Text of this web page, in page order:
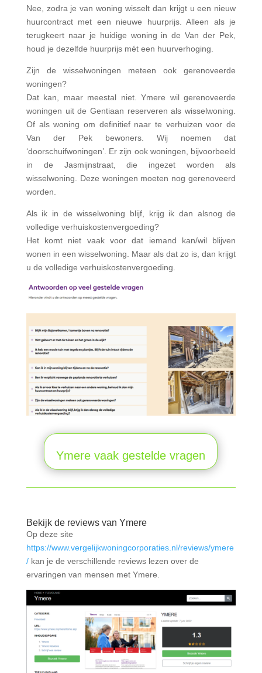
Nee, zodra je van woning wisselt dan krijgt u een nieuw
huurcontract met een nieuwe huurprijs. Alleen als je
terugkeert naar je huidige woning in de Van der Pek,
houd je dezelfde huurprijs mét een huurverhoging.
Zijn de wisselwoningen meteen ook gerenoveerde
woningen?
Dat kan, maar meestal niet. Ymere wil gerenoveerde
woningen uit de Gentiaan reserveren als wisselwoning.
Of als woning om definitief naar te verhuizen voor de
Van der Pek bewoners. Wij noemen dat
‘doorschuifwoningen’. Er zijn ook woningen, bijvoorbeeld
in de Jasmijnstraat, die ingezet worden als
wisselwoning. Deze woningen moeten nog gerenoveerd
worden.
Als ik in de wisselwoning blijf, krijg ik dan alsnog de
volledige verhuiskostenvergoeding?
Het komt niet vaak voor dat iemand kan/wil blijven
wonen in een wisselwoning. Maar als dat zo is, dan krijgt
u de volledige verhuiskostenvergoeding.
Ymere vaak gestelde vragen
Bekijk de reviews van Ymere
Op deze site
https://www.vergelijkwoningcorporaties.nl/reviews/ymere
/kan je de verschillende reviews lezen over de
ervaringen van mensen met Ymere.